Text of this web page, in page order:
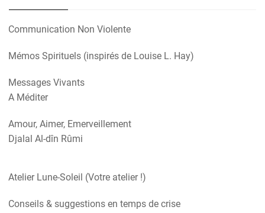
Communication Non Violente
Mémos Spirituels (inspirés de Louise L. Hay)
Messages Vivants
A Méditer
Amour, Aimer, Emerveillement
Djalal Al-dîn Rûmi
Atelier Lune-Soleil (Votre atelier !)
Conseils & suggestions en temps de crise